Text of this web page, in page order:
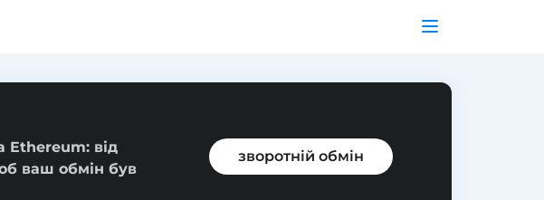
Ethereum: від
ваш обмін був
зворотній обмін